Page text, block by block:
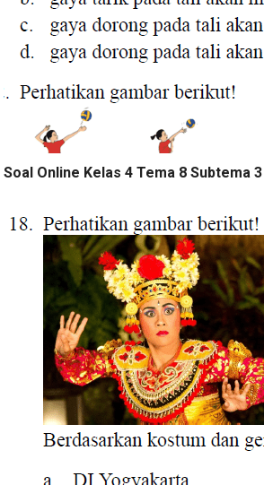
Soal Online Kelas 4 Tema 8 Subtema 3